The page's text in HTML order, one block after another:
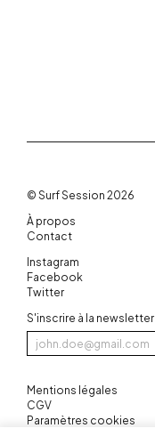
© Surf Session 2026
À propos
Contact
Instagram
Facebook
Twitter
S'inscrire à la newsletter
Mentions légales
CGV
Paramètres cookies